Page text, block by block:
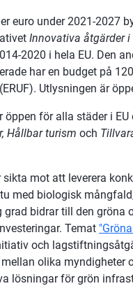
euro under 2021-2027
Innovativa åtgärder i
2020 i hela EU. Den
har en budget på
Utlysningen är
för alla städer i
Hållbar turism och
mot att leverera
med biologisk
bidrar till den gröna
Temat
och
olika myndigheter
lösningar för grön